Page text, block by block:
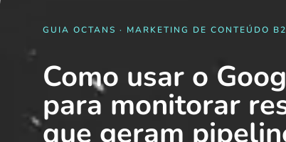
GUIA OCTANS · MARKETING DE CONTEÚDO
Como usar o
para monitorar
que geram